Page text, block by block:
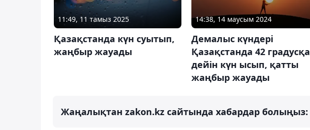
11:49, 11 тамыз 2025
Қазақстанда күн суытып,
жаңбыр жауады
14:38, 14 маусым 2024
Демалыс күндері
Қазақстанда 42 градусқа
дейін күн ысып, қатты
жаңбыр жауады
Жаңалықтан zakon.kz сайтында хабардар болыңыз: